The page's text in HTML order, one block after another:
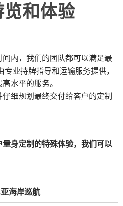
和体验​
内，我们的团队都可以满足最
业持牌指导和运输服务提供，
水平的服务。
细规划最终交付给客户的定制
身定制的特殊体验，我们可以
海岸巡航